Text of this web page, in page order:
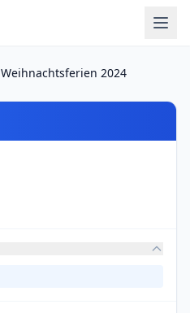
Weihnachtsferien 2024